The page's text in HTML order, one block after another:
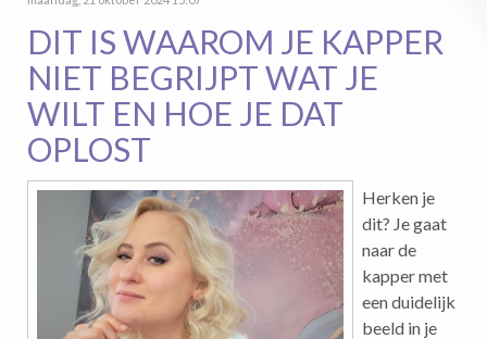
DIT IS WAAROM JE KAPPER
NIET BEGRIJPT WAT JE
WILT EN HOE JE DAT
OPLOST
Herken je
dit? Je gaat
naar de
kapper met
een duidelijk
beeld in je